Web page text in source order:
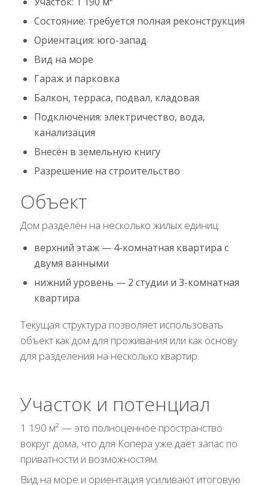
Состояние: требуется полная реконструкция
Ориентация: юго-запад
Вид на море
Гараж и парковка
Балкон, терраса, подвал, кладовая
Подключения: электричество, вода,
канализация
Внесён в земельную книгу
Разрешение на строительство
Объект
Дом разделён на несколько жилых единиц:
верхний этаж — 4-комнатная квартира с
двумя ванными
нижний уровень — 2 студии и 3-комнатная
квартира
Текущая структура позволяет использовать
объект как дом для проживания или как основу
для разделения на несколько квартир.
Участок и потенциал
1 190 м² — это полноценное пространство
вокруг дома, что для Копера уже даёт запас по
приватности и возможностям.
Вид на море и ориентация усиливают итоговую